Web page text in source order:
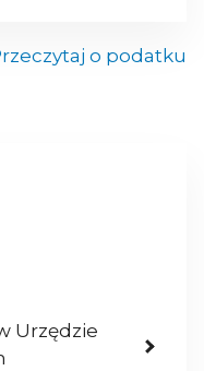
o podatku
Urzędzie